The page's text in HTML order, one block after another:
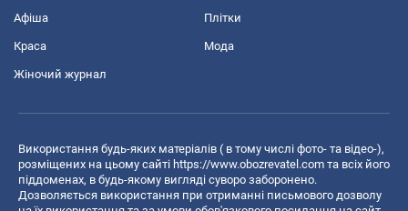
Афіша Плітки
Краса Мода
Жіночий журнал
Використання будь-яких матеріалів ( в тому числі фото- та відео-),
розміщених на цьому сайті https://www.obozrevatel.com та всіх його
піддоменах, в будь-якому вигляді суворо заборонено.
Дозволяється використання при отриманні письмового дозволу